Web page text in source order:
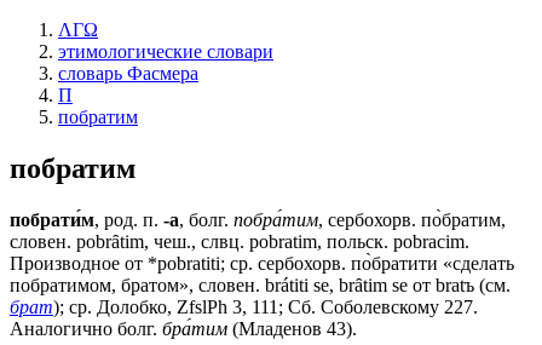
ΛΓΩ
этимологические словари
словарь Фасмера
П
побратим
побратим
побрати́м, род. п. -а, болг. побра́тим, сербохорв. по̀братим,
словен. pobrȃtim, чеш., слвц. pobratim, польск. роbrасim.
Производное от *pobratiti; ср. сербохорв. по̀братити «сделать
побратимом, братом», словен. brátiti sе, brȃtim sе от bratъ (см.
брат); ср. Долобко, ZfslPh 3, 111; Сб. Соболевскому 227.
Аналогично болг. бра́тим (Младенов 43).